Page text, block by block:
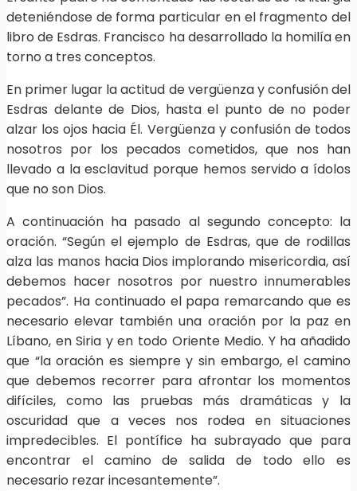
deteniéndose de forma particular en el fragmento del
libro de Esdras. Francisco ha desarrollado la homilía en
torno a tres conceptos.
En primer lugar la actitud de vergüenza y confusión del
Esdras delante de Dios, hasta el punto de no poder
alzar los ojos hacia Él. Vergüenza y confusión de todos
nosotros por los pecados cometidos, que nos han
llevado a la esclavitud porque hemos servido a ídolos
que no son Dios.
A continuación ha pasado al segundo concepto: la
oración. “Según el ejemplo de Esdras, que de rodillas
alza las manos hacia Dios implorando misericordia, así
debemos hacer nosotros por nuestro innumerables
pecados”. Ha continuado el papa remarcando que es
necesario elevar también una oración por la paz en
Líbano, en Siria y en todo Oriente Medio. Y ha añadido
que “la oración es siempre y sin embargo, el camino
que debemos recorrer para afrontar los momentos
difíciles, como las pruebas más dramáticas y la
oscuridad que a veces nos rodea en situaciones
impredecibles. El pontífice ha subrayado que para
encontrar el camino de salida de todo ello es
necesario rezar incesantemente”.